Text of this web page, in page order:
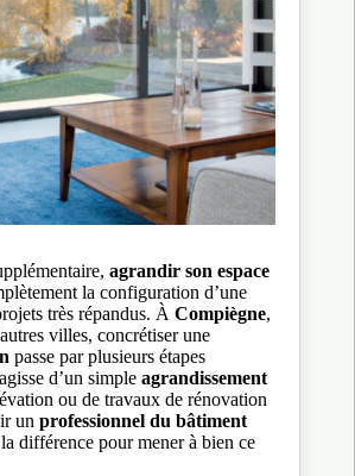
agrandir son espace
la configuration d’une
très répandus. À Compiègne,
villes, concrétiser une
passe par plusieurs étapes
d’un simple agrandissement
ou de travaux de rénovation
un professionnel du bâtiment
différence pour mener à bien ce